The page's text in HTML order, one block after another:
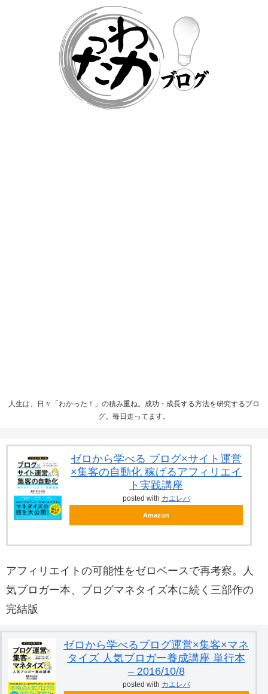
人生は、日々「わかった！」の積み重ね。成功・成長する方法を研究するブロ
グ。毎日走ってます。
ゼロから学べる ブログ×サイト運営
×集客の自動化 稼げるアフィリエイ
ト実践講座
posted with カエレバ
Amazon
アフィリエイトの可能性をゼロベースで再考察。人
気ブロガー本、ブログマネタイズ本に続く三部作の
完結版
ゼロから学べるブログ運営×集客×マネ
タイズ 人気ブロガー養成講座 単行本
– 2016/10/8
posted with カエレバ